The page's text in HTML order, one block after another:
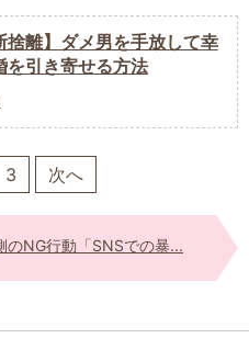
捨離】ダメ男を手放して幸
を引き寄せる方法
3 次へ
のNG行動「SNSでの暴...